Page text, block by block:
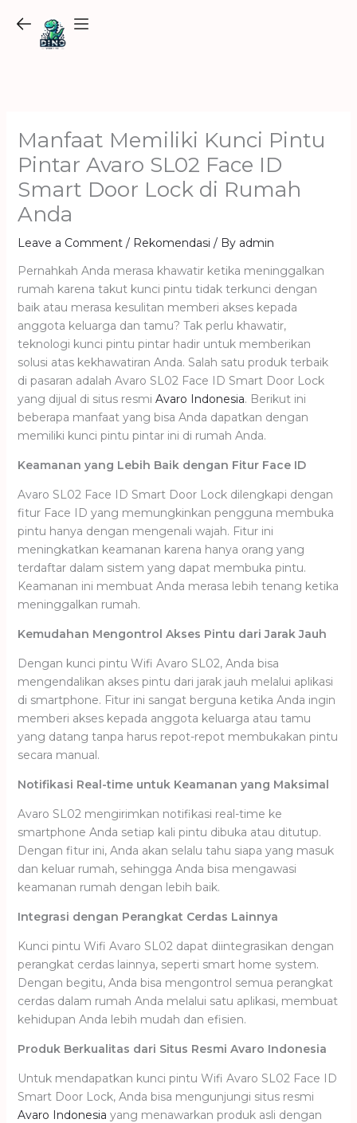
content
Manfaat Memiliki Kunci Pintu
Pintar Avaro SL02 Face ID
Smart Door Lock di Rumah
Anda
Leave a Comment / Rekomendasi / By admin
Pernahkah Anda merasa khawatir ketika meninggalkan
rumah karena takut kunci pintu tidak terkunci dengan
baik atau merasa kesulitan memberi akses kepada
anggota keluarga dan tamu? Tak perlu khawatir,
teknologi kunci pintu pintar hadir untuk memberikan
solusi atas kekhawatiran Anda. Salah satu produk terbaik
di pasaran adalah Avaro SL02 Face ID Smart Door Lock
yang dijual di situs resmi Avaro Indonesia. Berikut ini
beberapa manfaat yang bisa Anda dapatkan dengan
memiliki kunci pintu pintar ini di rumah Anda.
Keamanan yang Lebih Baik dengan Fitur Face ID
Avaro SL02 Face ID Smart Door Lock dilengkapi dengan
fitur Face ID yang memungkinkan pengguna membuka
pintu hanya dengan mengenali wajah. Fitur ini
meningkatkan keamanan karena hanya orang yang
terdaftar dalam sistem yang dapat membuka pintu.
Keamanan ini membuat Anda merasa lebih tenang ketika
meninggalkan rumah.
Kemudahan Mengontrol Akses Pintu dari Jarak Jauh
Dengan kunci pintu Wifi Avaro SL02, Anda bisa
mengendalikan akses pintu dari jarak jauh melalui aplikasi
di smartphone. Fitur ini sangat berguna ketika Anda ingin
memberi akses kepada anggota keluarga atau tamu
yang datang tanpa harus repot-repot membukakan pintu
secara manual.
Notifikasi Real-time untuk Keamanan yang Maksimal
Avaro SL02 mengirimkan notifikasi real-time ke
smartphone Anda setiap kali pintu dibuka atau ditutup.
Dengan fitur ini, Anda akan selalu tahu siapa yang masuk
dan keluar rumah, sehingga Anda bisa mengawasi
keamanan rumah dengan lebih baik.
Integrasi dengan Perangkat Cerdas Lainnya
Kunci pintu Wifi Avaro SL02 dapat diintegrasikan dengan
perangkat cerdas lainnya, seperti smart home system.
Dengan begitu, Anda bisa mengontrol semua perangkat
cerdas dalam rumah Anda melalui satu aplikasi, membuat
kehidupan Anda lebih mudah dan efisien.
Produk Berkualitas dari Situs Resmi Avaro Indonesia
Untuk mendapatkan kunci pintu Wifi Avaro SL02 Face ID
Smart Door Lock, Anda bisa mengunjungi situs resmi
Avaro Indonesia yang menawarkan produk asli dengan